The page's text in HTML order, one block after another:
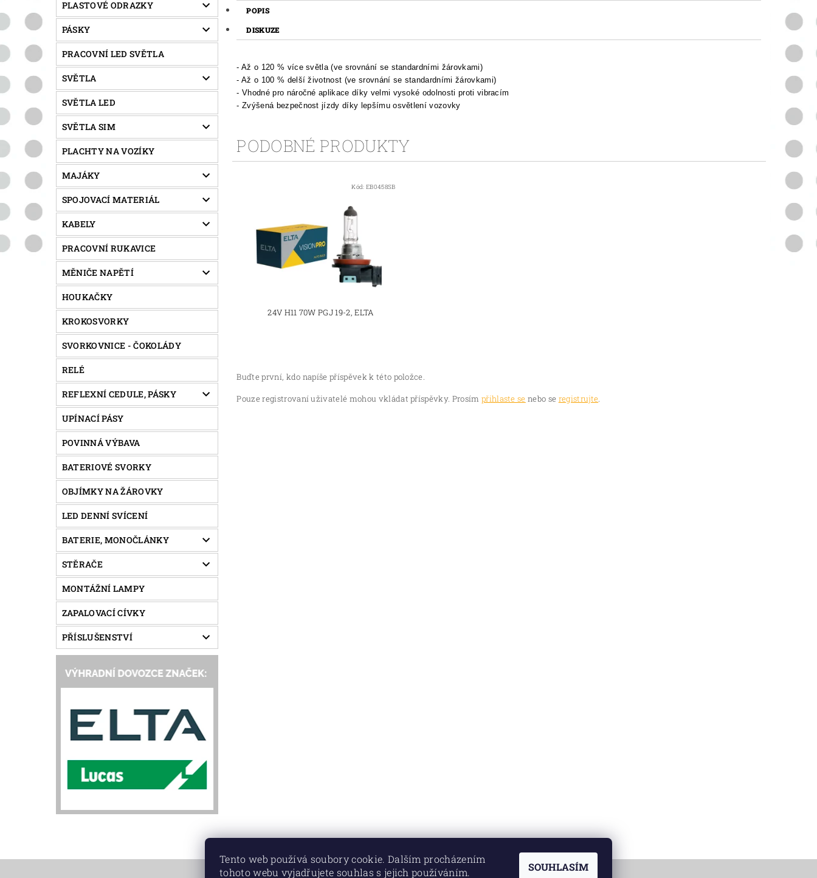
PLASTOVÉ ODRAZKY
PÁSKY
PRACOVNÍ LED SVĚTLA
SVĚTLA
SVĚTLA LED
SVĚTLA SIM
PLACHTY NA VOZÍKY
MAJÁKY
SPOJOVACÍ MATERIÁL
KABELY
PRACOVNÍ RUKAVICE
MĚNIČE NAPĚTÍ
HOUKAČKY
KROKOSVORKY
SVORKOVNICE - ČOKOLÁDY
RELÉ
REFLEXNÍ CEDULE, PÁSKY
UPÍNACÍ PÁSY
POVINNÁ VÝBAVA
BATERIOVÉ SVORKY
OBJÍMKY NA ŽÁROVKY
LED DENNÍ SVÍCENÍ
BATERIE, MONOČLÁNKY
STĚRAČE
MONTÁŽNÍ LAMPY
ZAPALOVACÍ CÍVKY
PŘÍSLUŠENSTVÍ
POPIS
DISKUZE
- Až o 120 % více světla (ve srovnání se standardními žárovkami)
- Až o 100 % delší životnost (ve srovnání se standardními žárovkami)
- Vhodné pro náročné aplikace díky velmi vysoké odolnosti proti vibracím
- Zvýšená bezpečnost jízdy díky lepšímu osvětlení vozovky
PODOBNÉ PRODUKTY
Kód: EB0458SB
24V H11 70W PGJ 19-2, ELTA
Buďte první, kdo napíše příspěvek k této položce.
Pouze registrovaní uživatelé mohou vkládat příspěvky. Prosím přihlaste se nebo se registrujte.
Tento web používá soubory cookie. Dalším procházením
tohoto webu vyjadřujete souhlas s jejich používáním.
SOUHLASÍM